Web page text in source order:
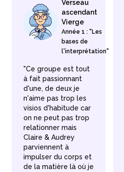
Verseau
ascendant
Vierge
Année 1 : "Les
bases de
l'interprétation"
"Ce groupe est tout
à fait passionnant
d'une, de deux je
n'aime pas trop les
visios d'habitude car
on ne peut pas trop
relationner mais
Claire & Audrey
parviennent à
impulser du corps et
de la matière là où je